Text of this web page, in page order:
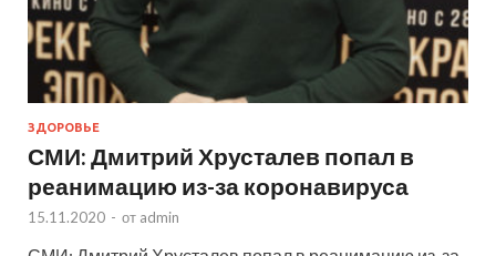
ЗДОРОВЬЕ
СМИ: Дмитрий Хрусталев попал в
реанимацию из-за коронавируса
15.11.2020 - от admin